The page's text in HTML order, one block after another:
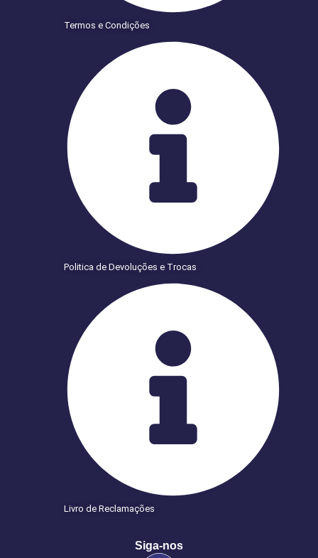
Termos e Condições
Politica de Devoluções e Trocas
Livro de Reclamações
Siga-nos